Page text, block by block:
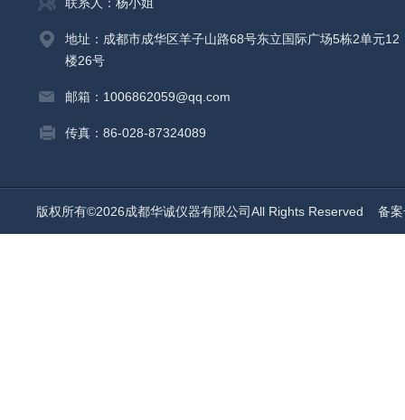
地址：成都市成华区羊子山路68号东立国际广场5栋2单元12
楼26号
邮箱：1006862059@qq.com
传真：86-028-87324089
版权所有©2026成都华诚仪器有限公司All Rights Reserved 备